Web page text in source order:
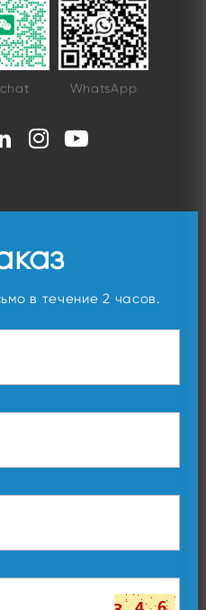
WhatsApp
в течение 2 часов.